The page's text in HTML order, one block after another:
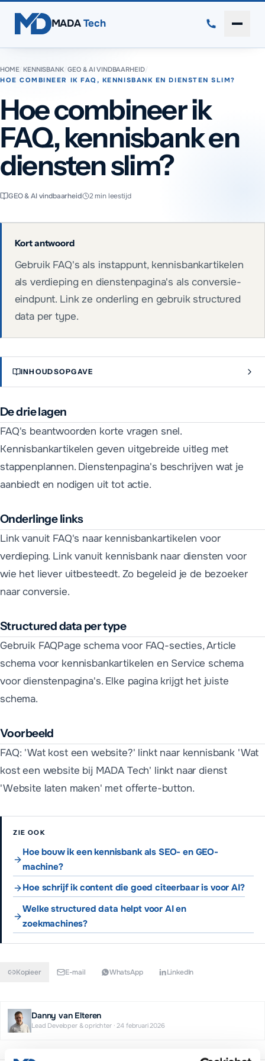
MADA Tech
HOME/ KENNISBANK/GEO & AI VINDBAARHEID/
HOE COMBINEER IK FAQ, KENNISBANK EN DIENSTEN SLIM?
Hoe combineer ik
FAQ, kennisbank en
diensten slim?
GEO & AI vindbaarheid 2min leestijd
Kort antwoord
Gebruik FAQ's als instappunt, kennisbankartikelen
als verdieping en dienstenpagina's als conversie-
eindpunt. Link ze onderling en gebruik structured
data per type.
INHOUDSOPGAVE
De drie lagen
FAQ's beantwoorden korte vragen snel.
Kennisbankartikelen geven uitgebreide uitleg met
stappenplannen. Dienstenpagina's beschrijven wat je
aanbiedt en nodigen uit tot actie.
Onderlinge links
Link vanuit FAQ's naar kennisbankartikelen voor
verdieping. Link vanuit kennisbank naar diensten voor
wie het liever uitbesteedt. Zo begeleid je de bezoeker
naar conversie.
Structured data per type
Gebruik FAQPage schema voor FAQ-secties, Article
schema voor kennisbankartikelen en Service schema
voor dienstenpagina's. Elke pagina krijgt het juiste
schema.
Voorbeeld
FAQ: 'Wat kost een website?' linkt naar kennisbank 'Wat
kost een website bij MADA Tech' linkt naar dienst
'Website laten maken' met offerte-button.
ZIE OOK
Hoe bouw ik een kennisbank als SEO- en GEO-
machine?
Hoe schrijf ik content die goed citeerbaar is voor AI?
Welke structured data helpt voor AI en
zoekmachines?
Kopieer E-mail WhatsApp LinkedIn
Danny van Elteren
Lead Developer & oprichter·24 februari 2026